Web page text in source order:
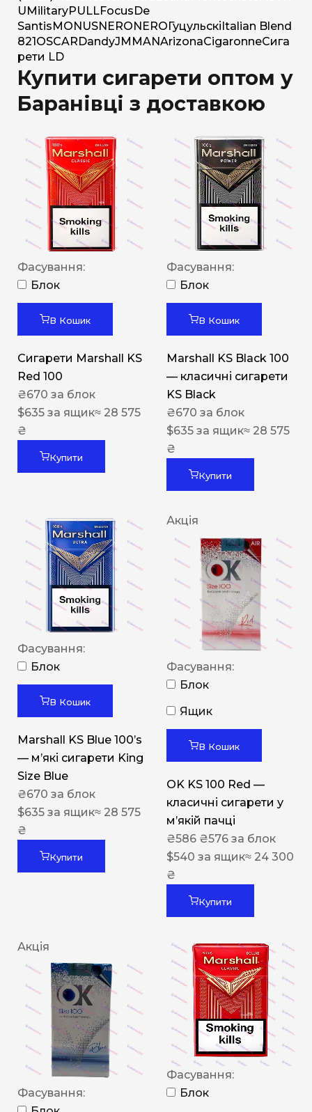
U MilitaryPULLFocus De
Santis MONUSNERO NERO Гуцульскі Italian Blend
821 OSCAR DandyJM MANArizonaCigaronneСига
рети LD
Купити сигарети оптом у
Баранівці з доставкою
Фасування:
Блок
В Кошик
Сигарети Marshall KS
Red 100
₴670 за блок
$635 за ящик≈ 28 575
₴
Купити
Фасування:
Блок
В Кошик
Marshall KS Black 100
— класичні сигарети
KS Black
₴670 за блок
$635 за ящик≈ 28 575
₴
Купити
Фасування:
Блок
В Кошик
Marshall KS Blue 100’s
— м’які сигарети King
Size Blue
₴670 за блок
$635 за ящик≈ 28 575
₴
Купити
Акція
Фасування:
Блок
Ящик
В Кошик
OK KS 100 Red —
класичні сигарети у
м’якій пачці
₴586 ₴576 за блок
$540 за ящик≈ 24 300
₴
Купити
Акція
Фасування:
Фасування:
Блок